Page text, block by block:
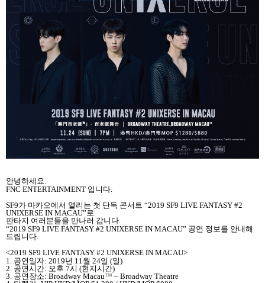
안녕하세요
FNC ENTERTAINMENT 입니다
SF9가 마카오에서 열리는 첫 단독 콘서트 “2019 SF9 LIVE FANTASY #2
UNIXERSE IN MACAU” 로
판타지 여러분들을 만나러 갑니다
“2019 SF9 LIVE FANTASY #2 UNIXERSE IN MACAU” 공연 정보를 안내해
드립니다
<2019 SF9 LIVE FANTASY #2 UNIXERSE IN MACAU>
1. 공연일자: 2019년 11 월 24일 (일)
2. 공연시간: 오후 7시 (현지시간)
3. 공연장소: Broadway Macau™– Broadway Theatre